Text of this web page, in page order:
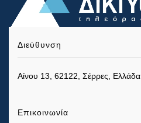
Διεύθυνση
Αίνου 13, 62122, Σέρρες, Ελλάδα
Επικοινωνία